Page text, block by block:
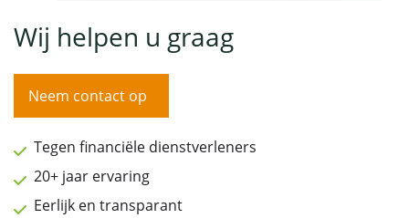
Wij helpen u graag
Neem contact op
Tegen financiële dienstverleners
20+ jaar ervaring
Eerlijk en transparant